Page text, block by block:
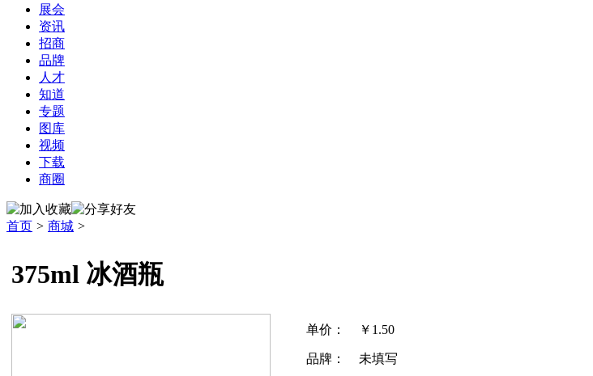
展会
资讯
招商
品牌
人才
知道
专题
图库
视频
下载
商圈
首页 > 商城 >
375ml 冰酒瓶
单价： ￥ 1.50
品牌： 未填写